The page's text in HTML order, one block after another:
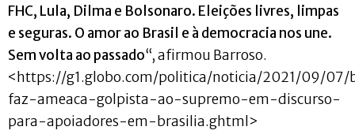
FHC, Lula, Dilma e Bolsonaro. Eleições livres, limpas
e seguras. O amor ao Brasil e à democracia nos une.
Sem volta ao passado“, afirmou Barroso.
<https://g1.globo.com/politica/noticia/2021/09/07/
faz-ameaca-golpista-ao-supremo-em-discurso-
para-apoiadores-em-brasilia.ghtml>